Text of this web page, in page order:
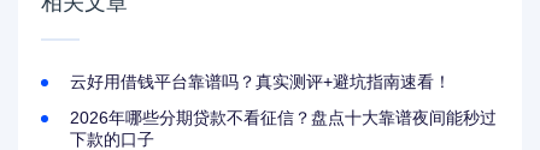
云好用借钱平台靠谱吗？真实测评+避坑指南速看！
2026年哪些分期贷款不看征信？盘点十大靠谱夜间能秒过
下款的口子